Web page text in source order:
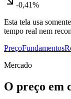
-0,41%
Esta tela usa
tempo real nem
PreçoFundamentos
Mercado
O preço em